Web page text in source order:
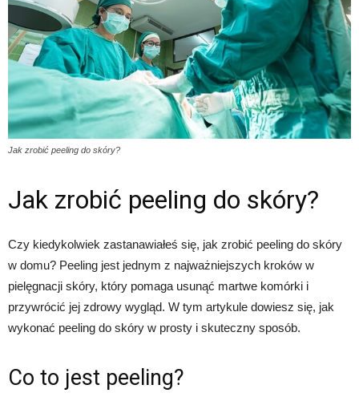
Jak zrobić peeling do skóry?
Jak zrobić peeling do skóry?
Czy kiedykolwiek zastanawiałeś się, jak zrobić peeling do skóry
w domu? Peeling jest jednym z najważniejszych kroków w
pielęgnacji skóry, który pomaga usunąć martwe komórki i
przywrócić jej zdrowy wygląd. W tym artykule dowiesz się, jak
wykonać peeling do skóry w prosty i skuteczny sposób.
Co to jest peeling?